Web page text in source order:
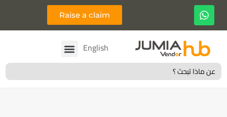
Raise a claim
English
Français
Search
for: